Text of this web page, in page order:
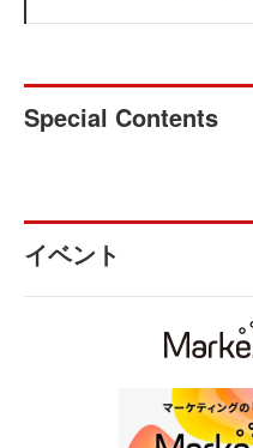
Special Contents
イベント